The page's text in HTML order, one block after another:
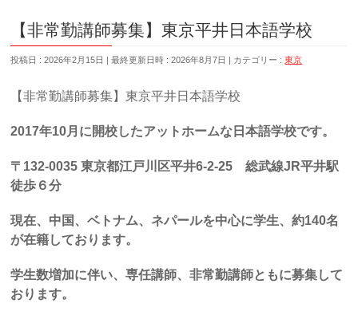
【非常勤講師募集】東京平井日本語学校
投稿日 : 2026年2月15日 最終更新日時 : 2026年8月7日 カテゴリー :東京
【非常勤講師募集】東京平井日本語学校
2017年10月に開校したアットホームな日本語学校です。
〒 132-0035東京都江戸川区平井6-2-25 総武線JR平井駅
徒歩６分
現在、中国、ベトナム、ネパールを中心に学生、約140名
が在籍しております。
学生数増加に伴い、専任講師、非常勤講師ともに募集して
おります。